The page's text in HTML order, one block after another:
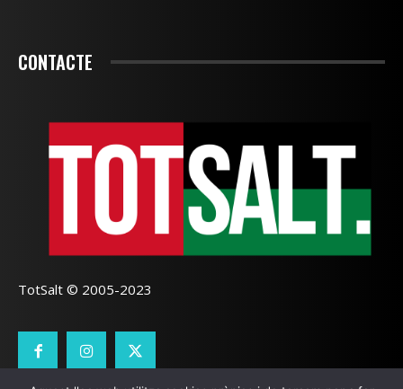
CONTACTE
TotSalt © 2005-2023